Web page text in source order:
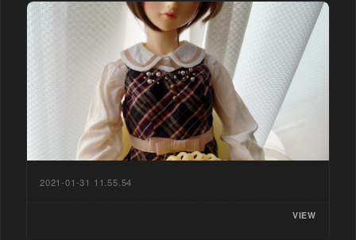
2021-01-31 11.55.54
VIEW